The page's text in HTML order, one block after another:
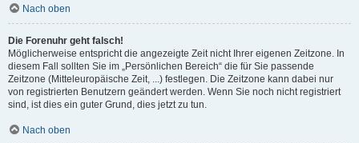
Nach oben
Die Forenuhr geht falsch!
Möglicherweise entspricht die angezeigte Zeit nicht Ihrer eigenen Zeitzone. In
diesem Fall sollten Sie im „Persönlichen Bereich“ die für Sie passende
Zeitzone (Mitteleuropäische Zeit, ...) festlegen. Die Zeitzone kann dabei nur
von registrierten Benutzern geändert werden. Wenn Sie noch nicht registriert
sind, ist dies ein guter Grund, dies jetzt zu tun.
Nach oben